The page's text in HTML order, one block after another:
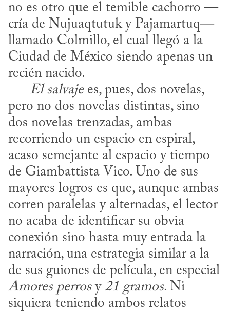
no es otro que el temible cachorro —
cría de Nujuaqtutuk y Pajamartuq—
llamado Colmillo, el cual llegó a la
Ciudad de México siendo apenas un
recién nacido.
El salvaje es, pues, dos novelas,
pero no dos novelas distintas, sino
dos novelas trenzadas, ambas
recorriendo un espacio en espiral,
acaso semejante al espacio y tiempo
de Giambattista Vico. Uno de sus
mayores logros es que, aunque ambas
corren paralelas y alternadas, el lector
no acaba de identificar su obvia
conexión sino hasta muy entrada la
narración, una estrategia similar a la
Amores perros y 21 gramos. Ni
siquiera teniendo ambos relatos